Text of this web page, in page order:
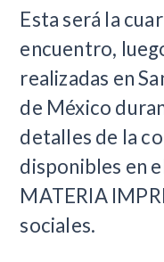
Esta será la
encuentro,
realizadas en
de México
detalles de la
disponibles en
MATERIA
sociales.